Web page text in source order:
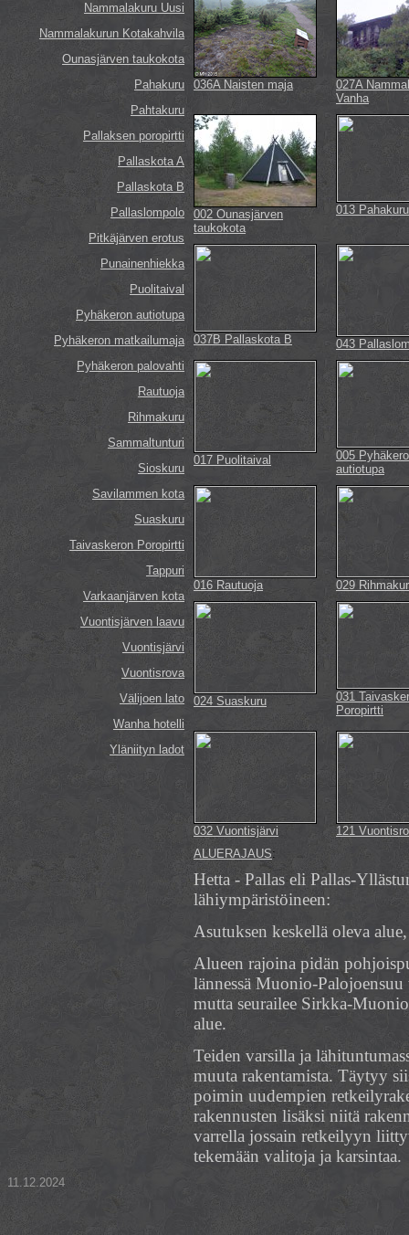
Nammalakuru Uusi
Nammalakurun Kotakahvila
Ounasjärven taukokota
Pahakuru
Pahtakuru
Pallaksen poropirtti
Pallaskota A
Pallaskota B
Pallaslompolo
Pitkäjärven erotus
Punainenhiekka
Puolitaival
Pyhäkeron autiotupa
Pyhäkeron matkailumaja
Pyhäkeron palovahti
Rautuoja
Rihmakuru
Sammaltunturi
Sioskuru
Savilammen kota
Suaskuru
Taivaskeron Poropirtti
Tappuri
Varkaanjärven kota
Vuontisjärven laavu
Vuontisjärvi
Vuontisrova
Välijoen lato
Wanha hotelli
Yläniityn ladot
036A Naisten maja
027A
Vanha
002 Ounasjärven
taukokota
013 Pahakuru
037B Pallaskota B 043
017 Puolitaival
005
autiotupa
016 Rautuoja 029
024 Suaskuru
031
Poropirtti
032 Vuontisjärvi
121
ALUERAJAUS:
Hetta - Pallas eli Pallas-
lähiympäristöineen:
Asutuksen keskellä oleva
Alueen rajoina pidän
lännessä Muonio-
mutta seurailee Sirkka-
alue.
Teiden varsilla ja
muuta rakentamista. Täytyy
poimin uudempien
rakennusten lisäksi niitä
varrella jossain retkeilyyn
tekemään valitoja ja karsintaa.
11.12.2024